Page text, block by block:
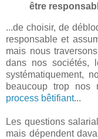
être
...de choisir, de
responsable et
mais nous
dans nos sociétés,
systématiquement,
beaucoup trop nos
process bêtifiant...
Les questions
mais dépendent